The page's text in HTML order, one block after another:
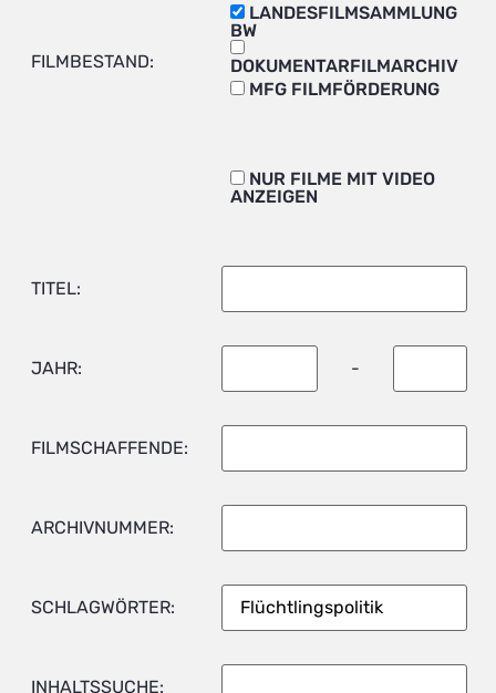
FILMBESTAND:
LANDESFILMSAMMLUNG
BW
DOKUMENTARFILMARCHIV
MFG FILMFÖRDERUNG
NUR FILME MIT VIDEO
ANZEIGEN
TITEL:
JAHR: -
FILMSCHAFFENDE:
ARCHIVNUMMER:
SCHLAGWÖRTER:
INHALTSSUCHE: